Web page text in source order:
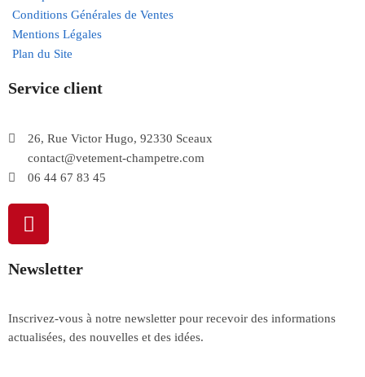
Conditions Générales de Ventes
Mentions Légales
Plan du Site
Service client
26, Rue Victor Hugo, 92330 Sceaux
contact@vetement-champetre.com
06 44 67 83 45
Newsletter
Inscrivez-vous à notre newsletter pour recevoir des informations
actualisées, des nouvelles et des idées.